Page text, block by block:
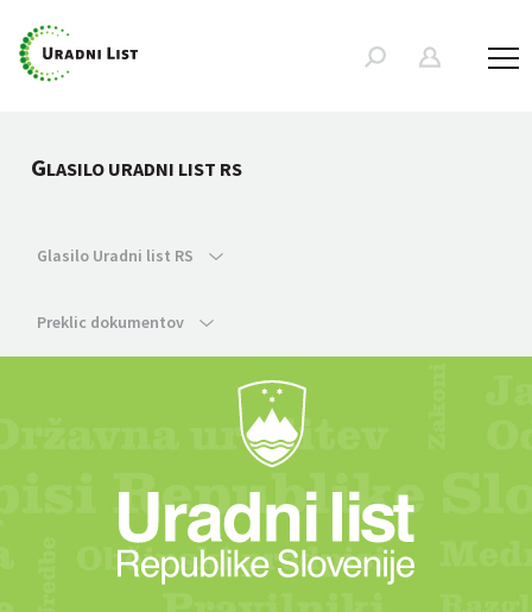
GLASILO URADNI LIST RS
Glasilo Uradni list RS
Preklic dokumentov